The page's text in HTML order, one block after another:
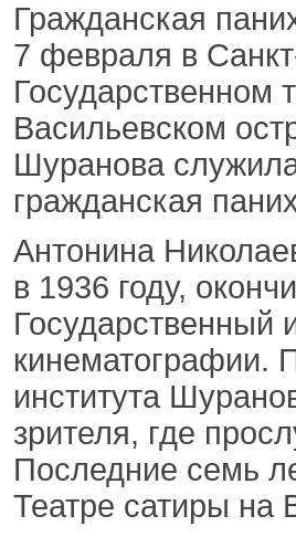
Гражданская
7 февраля в
Государственном
Васильевском
Шуранова
гражданская
Антонина
в 1936 году,
Государственный
кинематографии.
института
зрителя, где
Последние семь
Театре сатиры на